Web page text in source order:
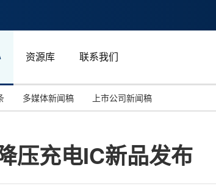
资源库 联系我们
投资并购
能源化工与环保
马来西亚
多媒体新闻稿 上市公司新闻稿
压充电IC新品发布